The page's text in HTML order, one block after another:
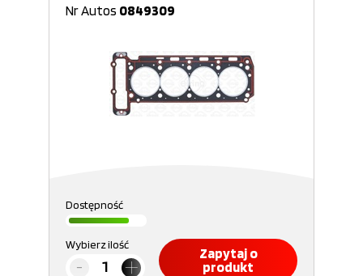
Nr Autos 0849309
Dostępność
Wybierz ilość
Zapytaj o
produkt